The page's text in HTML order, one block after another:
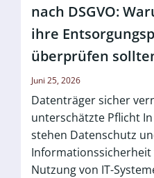
nach DSGVO:
ihre
überprüfen
Juni 25, 2026
Datenträger sicher
unterschätzte Pflicht
stehen Datenschutz
Nutzung von IT-